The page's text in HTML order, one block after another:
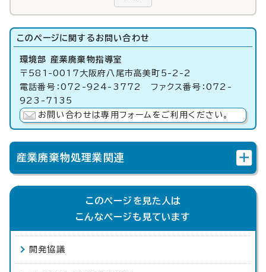
このページに関する お問い合わせ
環境部 産業廃棄物指導室
〒581-0017大阪府八尾市高美町5-2-2
電話番号：072-924-3772 ファクス番号：072-
923-7135
お問い合わせは専用フォームをご利用ください。
産業廃棄物処理業関連
このページを見た人は
こんなページも見ています
開発協議